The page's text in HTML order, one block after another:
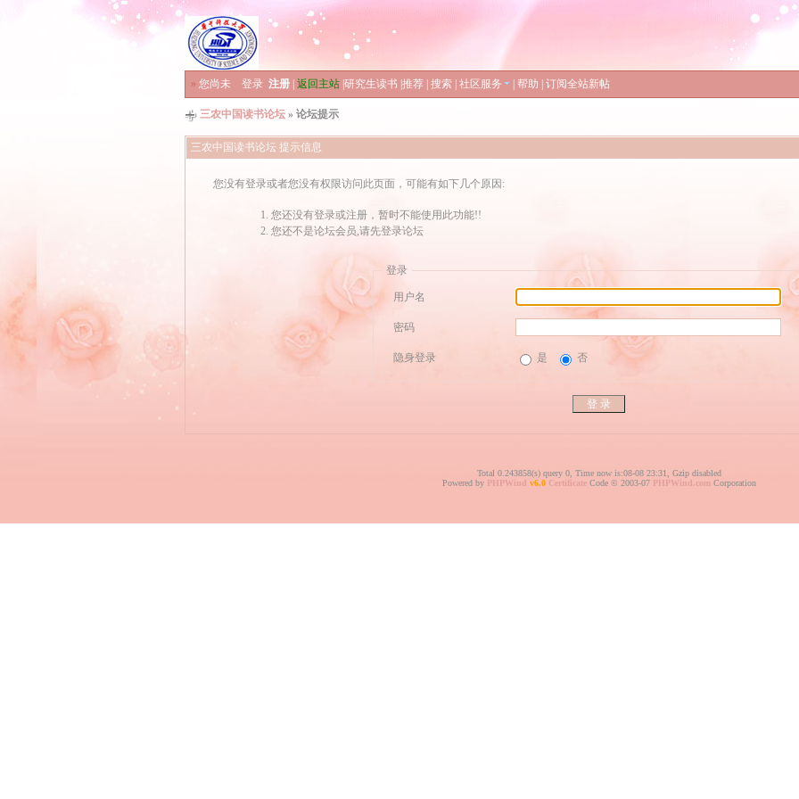
» 您尚未 登录 注册 返回主站 研究生读书 推荐 搜索 社区服务 帮助 订阅全站新帖
三农中国读书论坛 » 论坛提示
三农中国读书论坛 提示信息
您没有登录或者您没有权限访问此页面，可能有如下几个原因:
您还没有登录或注册，暂时不能使用此功能!!
您还不是论坛会员,请先登录论坛
登录
用户名
密码
隐身登录 是 否
Total 0.243858(s) query 0, Time now is:08-08 23:31, Gzip disabled
Powered by PHPWind v6.0 Certificate Code © 2003-07 PHPWind.com Corporation